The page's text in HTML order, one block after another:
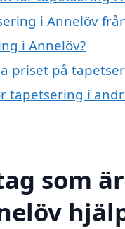
i Annelöv
i Annelöv?
priset på
tapetsering i
som